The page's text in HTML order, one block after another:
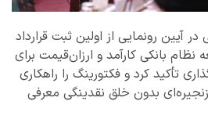
در آیین رونمایی از اولین ثبت قرارداد
بانکی کارآمد و ارزان‌قیمت برای
تأکید کرد و فکتورینگ را راهکاری
زنجیره‌ای بدون خلق نقدینگی معرفی